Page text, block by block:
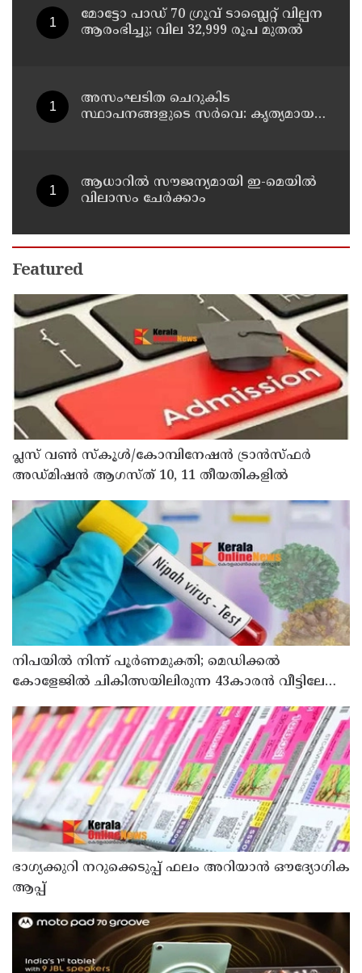
മോട്ടോ പാഡ് 70 ഗ്രൂവ് ടാബ്ലെറ്റ് വില്പന
ആരംഭിച്ചു; വില 32,999 രൂപ മുതൽ
അസംഘടിത ചെറുകിട
സ്ഥാപനങ്ങളുടെ സർവെ: കൃത്യമായ
ആധാറിൽ സൗജന്യമായി ഇ-മെയിൽ
വിലാസം ചേർക്കാം
Featured
പ്ലസ് വൺ സ്‌കൂൾ/കോമ്പിനേഷൻ ട്രാൻസ്ഫർ
അഡ്മിഷൻ ആഗസ്ത് 10, 11 തീയതികളിൽ
നിപയിൽ നിന്ന് പൂർണമുക്തി; മെഡിക്കൽ
കോളേജിൽ ചികിത്സയിലിരുന്ന 43കാരൻ വീട്ടിലേക്ക്
ഭാഗ്യക്കുറി നറുക്കെടുപ്പ് ഫലം അറിയാൻ ഔദ്യോഗിക
ആപ്പ്